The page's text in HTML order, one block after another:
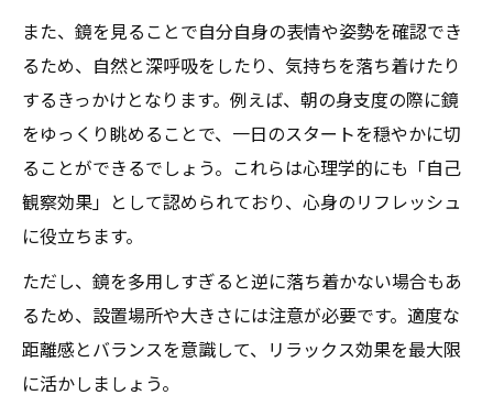
運気と心に効く鏡趣味の実践ガイド
運気を上げる鏡趣味の基本ステップ
鏡の浄化と心のケアを両立させる方法
自分に合った鏡趣味の選び方と始め方
日常に活かす鏡のパワーと心の整え方
発達障害の視点で実感する鏡趣味の魅力
また、鏡を見ることで自分自身の表情や姿勢を確認でき
るため、自然と深呼吸をしたり、気持ちを落ち着けたり
するきっかけとなります。例えば、朝の身支度の際に鏡
をゆっくり眺めることで、一日のスタートを穏やかに切
ることができるでしょう。これらは心理学的にも「自己
観察効果」として認められており、心身のリフレッシュ
に役立ちます。
ただし、鏡を多用しすぎると逆に落ち着かない場合もあ
るため、設置場所や大きさには注意が必要です。適度な
距離感とバランスを意識して、リラックス効果を最大限
に活かしましょう。